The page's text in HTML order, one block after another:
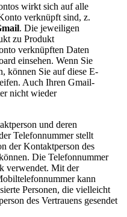
wirkt sich auf alle
verknüpft sind, z.
. Die jeweiligen
zu Produkt
verknüpften Daten
einsehen. Wenn Sie
können Sie auf diese E-
Auch Ihren Gmail-
nicht wieder
und deren
Telefonnummer stellt
der Kontaktperson des
Die Telefonnummer
verwendet. Mit der
kann
Personen, die vielleicht
des Vertrauens gesendet